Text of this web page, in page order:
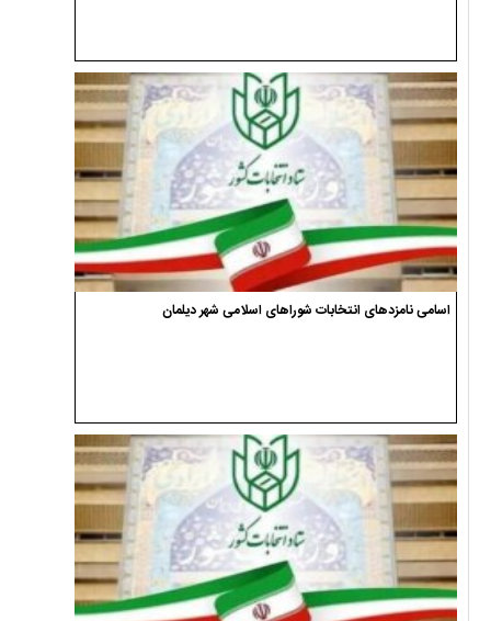
اسامی نامزدهای انتخابات شوراهای اسلامی شهر دیلمان